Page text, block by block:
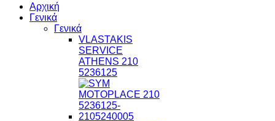
Αρχική
Γενικά
Γενικά
VLASTAKIS
SERVICE
ATHENS 210
5236125